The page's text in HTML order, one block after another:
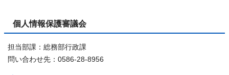
個人情報保護審議会
担当部課：総務部行政課
問い合わせ先：0586-28-8956